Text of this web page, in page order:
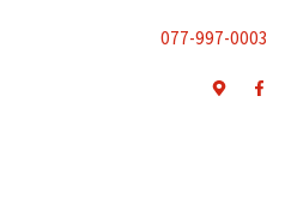
077-997-0003